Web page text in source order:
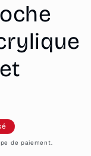
de paiement.